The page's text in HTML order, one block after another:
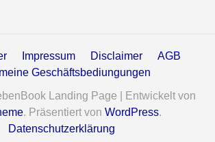
Impressum Disclaimer
AGB
Geschäftsbediungungen
Landing Page | Entwickelt von
. Präsentiert von WordPress.
Datenschutzerklärung